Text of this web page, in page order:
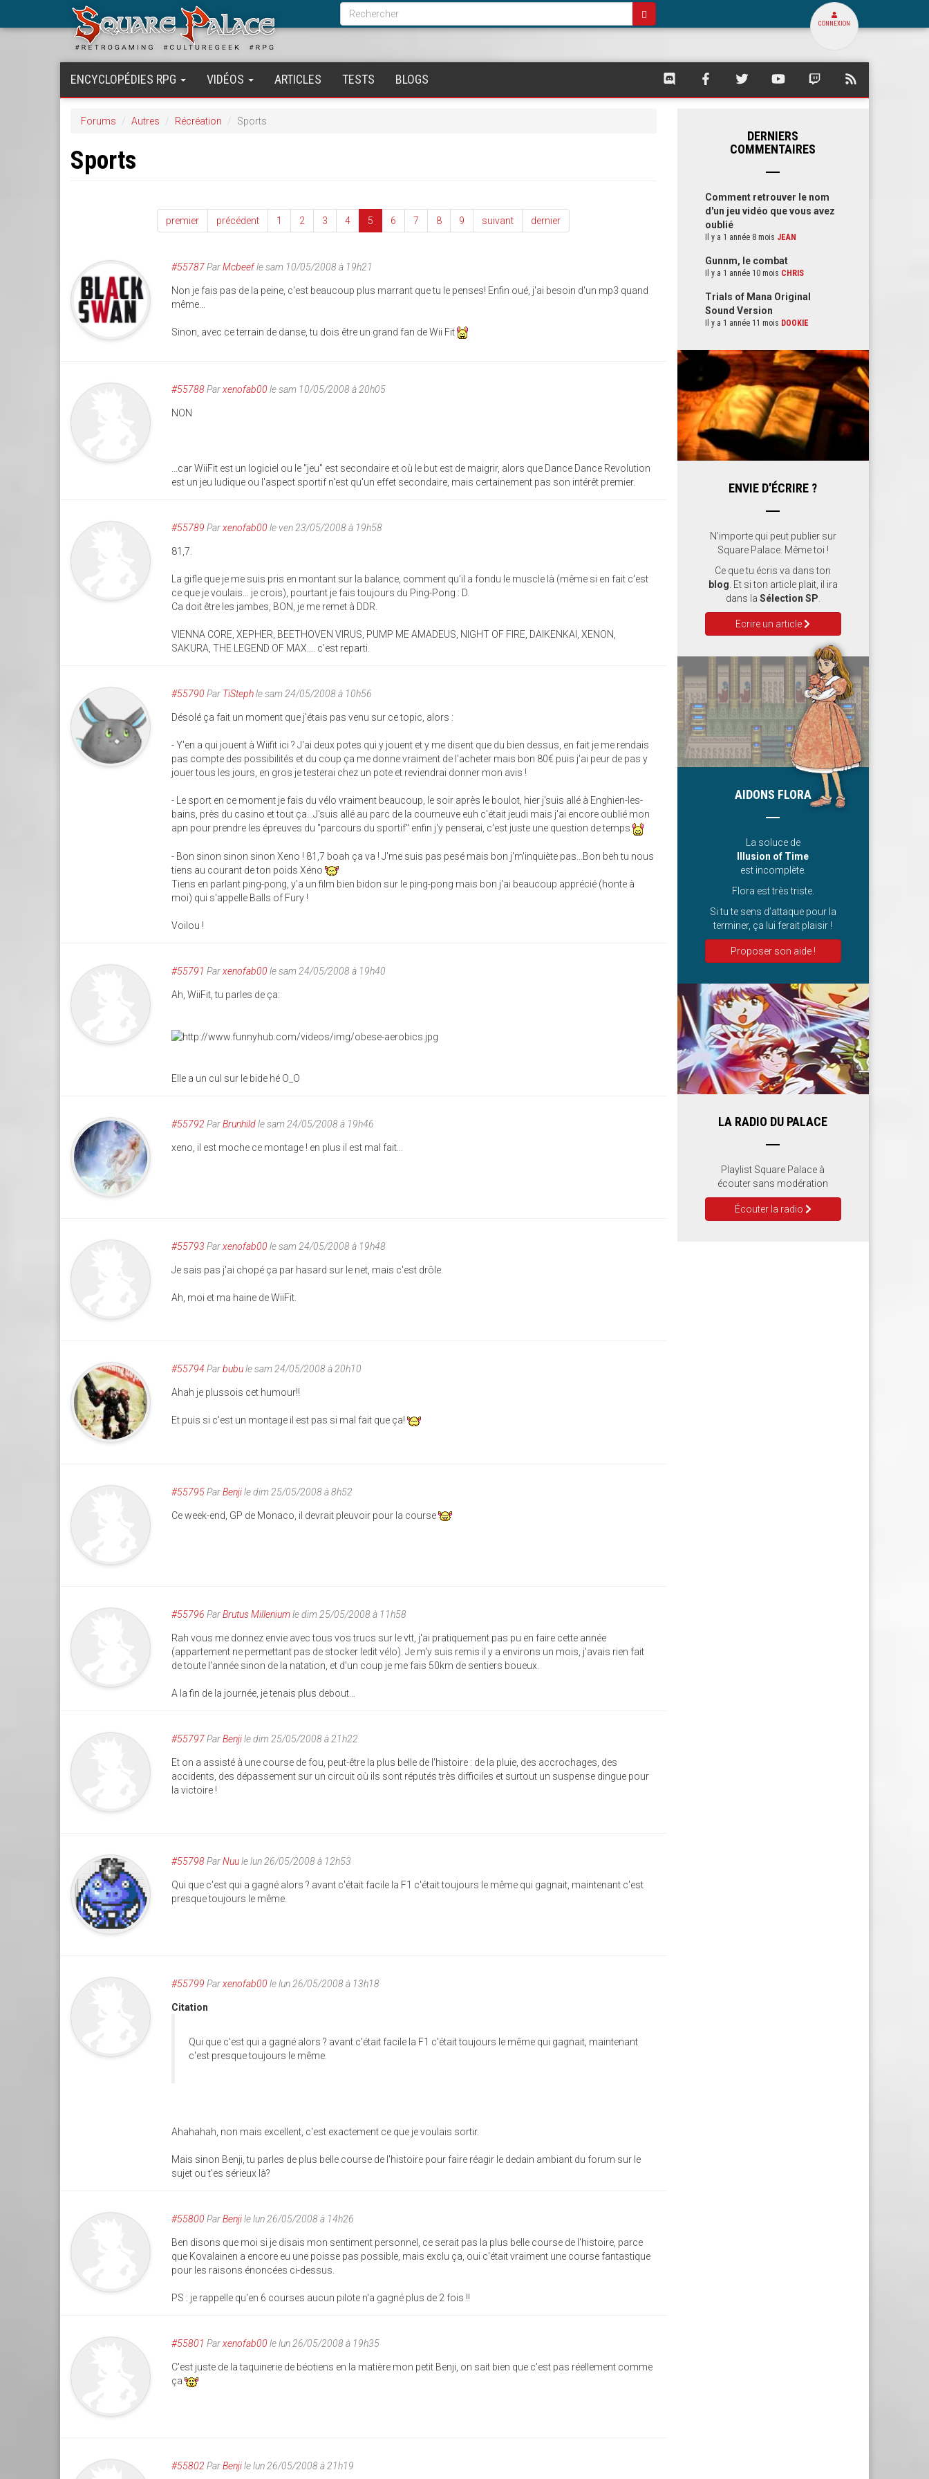
Formulaire
de
recherche
Rechercher
CONNEXION
ENCYCLOPÉDIES RPG VIDÉOS ARTICLES TESTS BLOGS
SQUARE
SQUARE SQUARE SQUARE SQUARE
Forums Autres Récréation Sports
Sports
premier précédent 1 2 3 4 5 6 7 8 9 suivant dernier
#55787ParMcbeefle sam 10/05/2008 à 19h21
Non je fais pas de la peine, c'est beaucoup plus marrant que tu le penses! Enfin oué, j'ai besoin d'un mp3 quand
même...
Sinon, avec ce terrain de danse, tu dois être un grand fan de Wii Fit
#55788Parxenofab00 le sam 10/05/2008 à 20h05
NON
...car WiiFit est un logiciel ou le "jeu" est secondaire et où le but est de maigrir, alors que Dance Dance Revolution
est un jeu ludique ou l'aspect sportif n'est qu'un effet secondaire, mais certainement pas son intérêt premier.
#55789 Parxenofab00 le ven 23/05/2008 à 19h58
81,7.
La gifle que je me suis pris en montant sur la balance, comment qu'il a fondu le muscle là (même si en fait c'est
ce que je voulais... je crois), pourtant je fais toujours du Ping-Pong : D.
Ca doit être les jambes, BON, je me remet à DDR.
VIENNA CORE, XEPHER, BEETHOVEN VIRUS, PUMP ME AMADEUS, NIGHT OF FIRE, DAIKENKAI, XENON,
SAKURA, THE LEGEND OF MAX.... c'est reparti.
#55790 Par TiStephle sam 24/05/2008 à 10h56
Désolé ça fait un moment que j'étais pas venu sur ce topic, alors :
- Y'en a qui jouent à Wiifit ici ? J'ai deux potes qui y jouent et y me disent que du bien dessus, en fait je me rendais
pas compte des possibilités et du coup ça me donne vraiment de l'acheter mais bon 80€ puis j'ai peur de pas y
jouer tous les jours, en gros je testerai chez un pote et reviendrai donner mon avis !
- Le sport en ce moment je fais du vélo vraiment beaucoup, le soir après le boulot, hier j'suis allé à Enghien-les-
bains, près du casino et tout ça...J'suis allé au parc de la courneuve euh c'était jeudi mais j'ai encore oublié mon
apn pour prendre les épreuves du "parcours du sportif" enfin j'y penserai, c'est juste une question de temps
- Bon sinon sinon sinon Xeno ! 81,7 boah ça va ! J'me suis pas pesé mais bon j'm'inquiète pas...Bon beh tu nous
tiens au courant de ton poids Xéno
Tiens en parlant ping-pong, y'a un film bien bidon sur le ping-pong mais bon j'ai beaucoup apprécié (honte à
moi) qui s'appelle Balls of Fury !
Voilou !
#55791 Parxenofab00 le sam 24/05/2008 à 19h40
Ah, WiiFit, tu parles de ça:
Elle a un cul sur le bide hé O_O
#55792 ParBrunhildle sam 24/05/2008 à 19h46
xeno, il est moche ce montage ! en plus il est mal fait...
#55793 Parxenofab00 le sam 24/05/2008 à 19h48
Je sais pas j'ai chopé ça par hasard sur le net, mais c'est drôle.
Ah, moi et ma haine de WiiFit.
#55794 Parbubule sam 24/05/2008 à 20h10
Ahah je plussois cet humour!!
Et puis si c'est un montage il est pas si mal fait que ça!
#55795ParBenjile dim 25/05/2008 à 8h52
Ce week-end, GP de Monaco, il devrait pleuvoir pour la course
#55796 ParBrutus Milleniumle dim 25/05/2008 à 11h58
Rah vous me donnez envie avec tous vos trucs sur le vtt, j'ai pratiquement pas pu en faire cette année
(appartement ne permettant pas de stocker ledit vélo). Je m'y suis remis il y a environs un mois, j'avais rien fait
de toute l'année sinon de la natation, et d'un coup je me fais 50km de sentiers boueux.
A la fin de la journée, je tenais plus debout...
#55797ParBenjile dim 25/05/2008 à 21h22
Et on a assisté à une course de fou, peut-être la plus belle de l'histoire : de la pluie, des accrochages, des
accidents, des dépassement sur un circuit où ils sont réputés très difficiles et surtout un suspense dingue pour
la victoire !
#55798ParNuule lun 26/05/2008 à 12h53
Qui que c'est qui a gagné alors ? avant c'était facile la F1 c'était toujours le même qui gagnait, maintenant c'est
presque toujours le même.
#55799 Parxenofab00 le lun 26/05/2008 à 13h18
Citation
Qui que c'est qui a gagné alors ? avant c'était facile la F1 c'était toujours le même qui gagnait, maintenant
c'est presque toujours le même.
Ahahahah, non mais excellent, c'est exactement ce que je voulais sortir.
Mais sinon Benji, tu parles de plus belle course de l'histoire pour faire réagir le dedain ambiant du forum sur le
sujet ou t'es sérieux là?
#55800 ParBenjile lun 26/05/2008 à 14h26
Ben disons que moi si je disais mon sentiment personnel, ce serait pas la plus belle course de l'histoire, parce
que Kovalainen a encore eu une poisse pas possible, mais exclu ça, oui c'était vraiment une course fantastique
pour les raisons énoncées ci-dessus.
PS : je rappelle qu'en 6 courses aucun pilote n'a gagné plus de 2 fois !!
#55801 Parxenofab00 le lun 26/05/2008 à 19h35
C'est juste de la taquinerie de béotiens en la matière mon petit Benji, on sait bien que c'est pas réellement comme
ça
#55802 ParBenjile lun 26/05/2008 à 21h19
DERNIERS
COMMENTAIRES
Comment retrouver le nom
d'un jeu vidéo que vous avez
oublié
Il y a 1 année 8 mois JEAN
Gunnm, le combat
Il y a 1 année 10 mois CHRIS
Trials of Mana Original
Sound Version
Il y a 1 année 11 mois DOOKIE
ENVIE D'ÉCRIRE ?
N'importe qui peut publier sur
Square Palace. Même toi !
Ce que tu écris va dans ton
blog . Et si ton article plait, il ira
dans la Sélection SP
Ecrire un article
AIDONS FLORA
La soluce de
Illusion of Time
est incomplète.
Flora est très triste.
Si tu te sens d’attaque pour la
terminer, ça lui ferait plaisir !
Proposer son aide !
LA RADIO DU PALACE
Playlist Square Palace à
écouter sans modération
Écouter la radio